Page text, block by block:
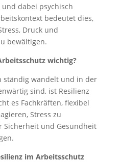
dabei psychisch
bedeutet dies,
Druck und
bewältigen.
wichtig?
ständig wandelt und in der
sind, ist Resilienz
es Fachkräften, flexibel
Stress zu
Sicherheit und Gesundheit
im Arbeitsschutz